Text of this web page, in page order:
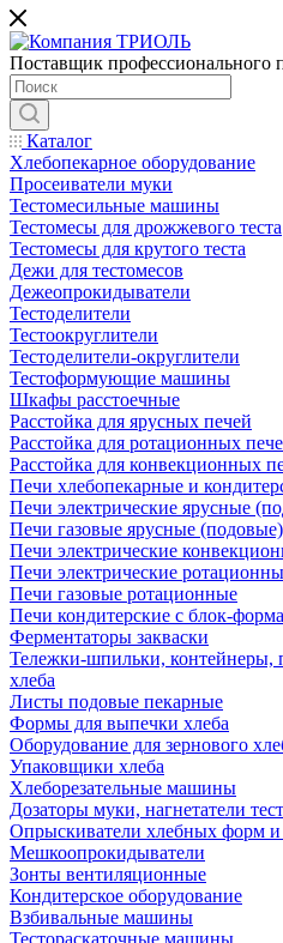
Поставщик профессионального
Каталог
Хлебопекарное оборудование
Просеиватели муки
Тестомесильные машины
Тестомесы для дрожжевого теста
Тестомесы для крутого теста
Дежи для тестомесов
Дежеопрокидыватели
Тестоделители
Тестоокруглители
Тестоделители-округлители
Тестоформующие машины
Шкафы расстоечные
Расстойка для ярусных печей
Расстойка для ротационных
Расстойка для конвекционных
Печи хлебопекарные и
Печи электрические ярусные
Печи газовые ярусные (подовые)
Печи электрические
Печи электрические
Печи газовые ротационные
Печи кондитерские с блок-
Ферментаторы закваски
Тележки-шпильки, контейнеры,
хлеба
Листы подовые пекарные
Формы для выпечки хлеба
Оборудование для зернового
Упаковщики хлеба
Хлеборезательные машины
Дозаторы муки, нагнетатели
Опрыскиватели хлебных форм и
Мешкоопрокидыватели
Зонты вентиляционные
Кондитерское оборудование
Взбивальные машины
Тестораскаточные машины